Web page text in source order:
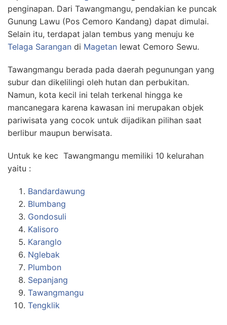
penginapan. Dari Tawangmangu, pendakian ke puncak
Gunung Lawu (Pos Cemoro Kandang) dapat dimulai.
Selain itu, terdapat jalan tembus yang menuju ke
Telaga Sarangan di Magetan lewat Cemoro Sewu.
Tawangmangu berada pada daerah pegunungan yang
subur dan dikelilingi oleh hutan dan perbukitan.
Namun, kota kecil ini telah terkenal hingga ke
mancanegara karena kawasan ini merupakan objek
pariwisata yang cocok untuk dijadikan pilihan saat
berlibur maupun berwisata.
Untuk ke kec Tawangmangu memiliki 10 kelurahan
yaitu :
Bandardawung
Blumbang
Gondosuli
Kalisoro
Karanglo
Nglebak
Plumbon
Sepanjang
Tawangmangu
Tengklik